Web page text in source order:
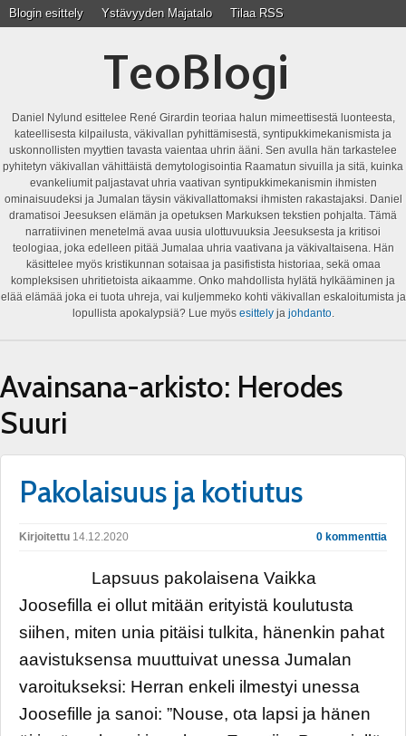
Blogin esittely Ystävyyden Majatalo Tilaa RSS
TeoBlogi
Daniel Nylund esittelee René Girardin teoriaa halun mimeettisestä luonteesta,
kateellisesta kilpailusta, väkivallan pyhittämisestä, syntipukkimekanismista ja
uskonnollisten myyttien tavasta vaientaa uhrin ääni. Sen avulla hän tarkastelee
pyhitetyn väkivallan vähittäistä demytologisointia Raamatun sivuilla ja sitä, kuinka
evankeliumit paljastavat uhria vaativan syntipukkimekanismin ihmisten
ominaisuudeksi ja Jumalan täysin väkivallattomaksi ihmisten rakastajaksi. Daniel
dramatisoi Jeesuksen elämän ja opetuksen Markuksen tekstien pohjalta. Tämä
narratiivinen menetelmä avaa uusia ulottuvuuksia Jeesuksesta ja kritisoi
teologiaa, joka edelleen pitää Jumalaa uhria vaativana ja väkivaltaisena. Hän
käsittelee myös kristikunnan sotaisaa ja pasifistista historiaa, sekä omaa
kompleksisen uhritietoista aikaamme. Onko mahdollista hylätä hylkääminen ja
elää elämää joka ei tuota uhreja, vai kuljemmeko kohti väkivallan eskaloitumista ja
lopullista apokalypsiä? Lue myös esittelyja johdanto.
Avainsana-arkisto: Herodes
Suuri
Pakolaisuus ja kotiutus
Kirjoitettu 14.12.2020 0 kommenttia
Lapsuus pakolaisena Vaikka
Joosefilla ei ollut mitään erityistä koulutusta
siihen, miten unia pitäisi tulkita, hänenkin pahat
aavistuksensa muuttuivat unessa Jumalan
varoitukseksi: Herran enkeli ilmestyi unessa
Joosefille ja sanoi: ”Nouse, ota lapsi ja hänen